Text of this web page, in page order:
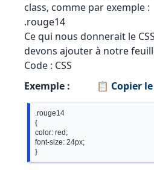
class, comme par exemple :
.rouge14
Ce qui nous donnerait le
devons ajouter à notre
Code : CSS
Exemple :
📋 Copier
.rouge14
{
color: red;
font-size: 24px;